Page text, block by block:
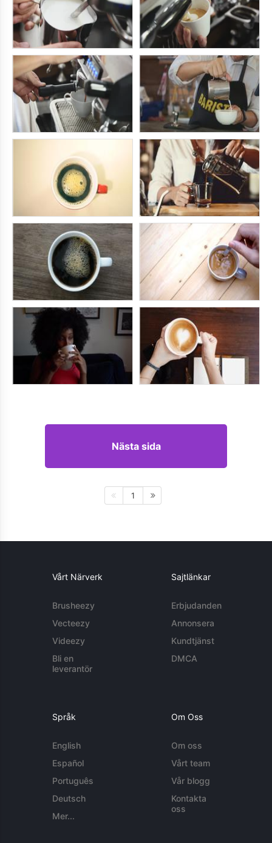
Nästa sida
1
Vårt Närverk
Brusheezy
Vecteezy
Videezy
Bli en
leverantör
Sajtlänkar
Erbjudanden
Annonsera
Kundtjänst
DMCA
Språk
English
Español
Português
Deutsch
Mer...
Om Oss
Om oss
Vårt team
Vår blogg
Kontakta
oss